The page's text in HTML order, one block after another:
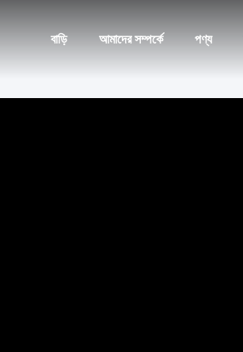
বাড়ি আমাদের সম্পর্কে পণ্য